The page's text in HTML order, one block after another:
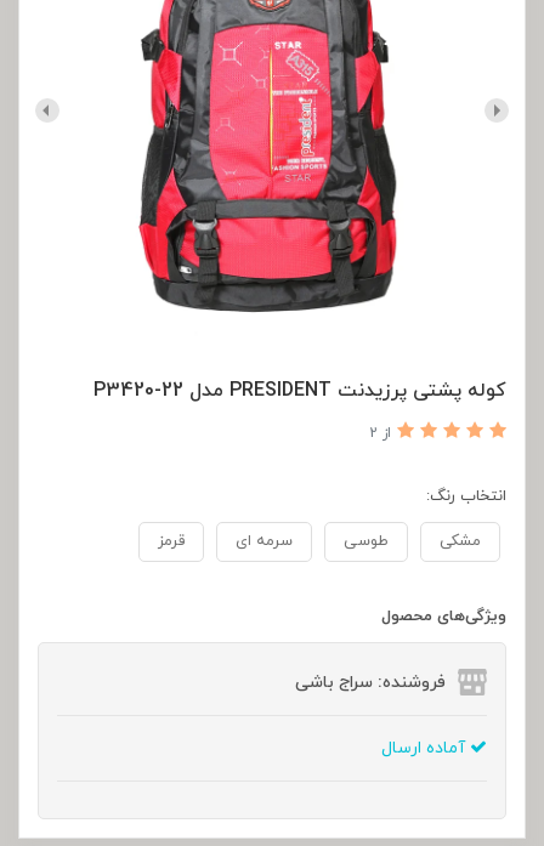
کوله پشتی پرزیدنت PRESIDENT مدل P3420-22
از 2
انتخاب رنگ:
مشکی طوسی سرمه ای قرمز
ویژگی‌های محصول
فروشنده: سراج باشی
آماده ارسال